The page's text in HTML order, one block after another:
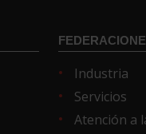
Industria
Servicios
Atención a